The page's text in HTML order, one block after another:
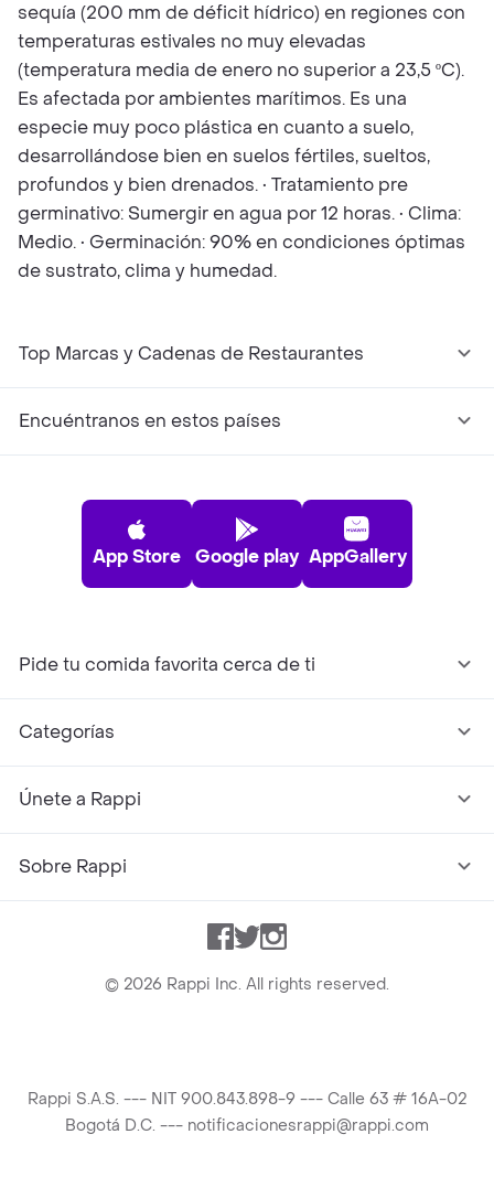
sequía (200 mm de déficit hídrico) en regiones con
temperaturas estivales no muy elevadas
(temperatura media de enero no superior a 23,5 ºC).
Es afectada por ambientes marítimos. Es una
especie muy poco plástica en cuanto a suelo,
desarrollándose bien en suelos fértiles, sueltos,
profundos y bien drenados. • Tratamiento pre
germinativo: Sumergir en agua por 12 horas. • Clima:
Medio. • Germinación: 90% en condiciones óptimas
de sustrato, clima y humedad.
Top Marcas y Cadenas de Restaurantes
Encuéntranos en estos países
App Store Google play AppGallery
Pide tu comida favorita cerca de ti
Categorías
Únete a Rappi
Sobre Rappi
Facebook
TwitterInstagram
© 2026 Rappi Inc. All rights reserved.
Rappi S.A.S. --- NIT 900.843.898-9 --- Calle 63 # 16A-02
Bogotá D.C. --- notificacionesrappi@rappi.com